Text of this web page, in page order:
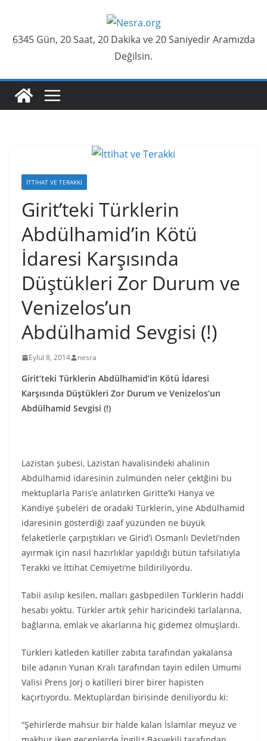
content
6345 Gün, 20 Saat, 20 Dakika ve 21 Saniyedir Aramızda
Değilsin.
İTTIHAT VE TERAKKI
Girit’teki Türklerin
Abdülhamid’in Kötü
İdaresi Karşısında
Düştükleri Zor Durum ve
Venizelos’un
Abdülhamid Sevgisi (!)
Eylül 8, 2014 nesra
Girit’teki Türklerin Abdülhamid’in Kötü İdaresi
Karşısında Düştükleri Zor Durum ve Venizelos’un
Abdülhamid Sevgisi (!)
Lazistan şubesi, Lazistan havalisindeki ahalinin
Abdülhamid idaresinin zulmünden neler çektğini bu
mektuplarla Paris’e anlatırken Giritte’ki Hanya ve
Kandiye şubeleri de oradaki Türklerin, yine Abdülhamid
idaresinin gösterdiği zaaf yüzünden ne büyük
felaketlerle çarpıştıkları ve Girid’i Osmanlı Devleti’nden
ayırmak için nasıl hazırlıklar yapıldığı bütün tafsilatıyla
Terakki ve İttihat Cemiyeti’ne bildiriliyordu.
Tabii asılıp kesilen, malları gasbpedilen Türklerin haddi
hesabı yoktu. Türkler artık şehir haricindeki tarlalarına,
bağlarına, emlak ve akarlarına hiç gidemez olmuşlardı.
Türkleri katleden katiller zabıta tarafından yakalansa
bile adanın Yunan Kralı tarafından tayin edilen Umumi
Valisi Prens Jorj o katilleri birer birer hapisten
kaçırtıyordu. Mektuplardan birisinde deniliyordu ki:
“Şehirlerde mahsur bir halde kalan İslamlar meyuz ve